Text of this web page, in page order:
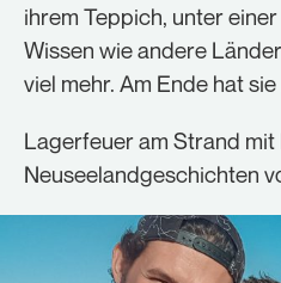
ihrem Teppich, unter
Wissen wie andere
viel mehr. Am Ende hat
Lagerfeuer am Strand
Neuseelandgeschichten